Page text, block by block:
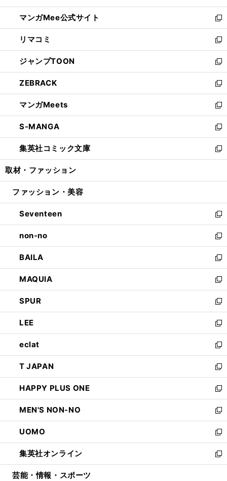
開
く
ン
ド
ウ
で
開
く
ウ
ィ
ン
ド
ウ
で
開
く
し
い
ウ
ィ
ン
ド
ウ
で
開
く
マンガMee公式サイト
新
し
い
ウ
ィ
ン
ド
ウ
で
開
く
リマコミ
新
し
い
ウ
ィ
ン
ド
ウ
で
開
く
ジャンプTOON
新
し
い
ウ
ィ
ン
ド
ウ
で
開
ZEBRACK
新
し
い
ウ
ィ
ン
ド
ウ
開
マンガMeets
新
し
い
ウ
ィ
ン
ウ
開
く
S-MANGA
新
し
い
ウ
ン
ウ
で
開
く
集英社コミック文庫
新
し
ウ
ン
ド
ウ
で
開
く
取材・ファッション
ファッション・美容
Seventeen
新
し
い
ウ
ィ
ン
ド
ウ
で
開
く
non-no
新
し
い
ウ
ィ
ン
ド
ウ
で
開
く
BAILA
新
し
い
ウ
ィ
ン
ド
ウ
で
開
く
MAQUIA
新
し
い
ウ
ィ
ン
ド
ウ
で
開
く
SPUR
新
し
い
ウ
ィ
ン
ド
ウ
で
開
く
LEE
新
し
い
ウ
ィ
ン
ド
ウ
で
開
く
eclat
新
し
い
ウ
ィ
ン
ド
ウ
で
開
く
T JAPAN
新
し
い
ウ
ィ
ン
ド
ウ
で
開
HAPPY PLUS ONE
新
し
い
ウ
ィ
ン
ド
ウ
MEN'S NON-NO
新
し
い
ウ
ィ
ン
UOMO
新
し
い
ウ
集英社オンライン
新
し
芸能・情報・スポーツ